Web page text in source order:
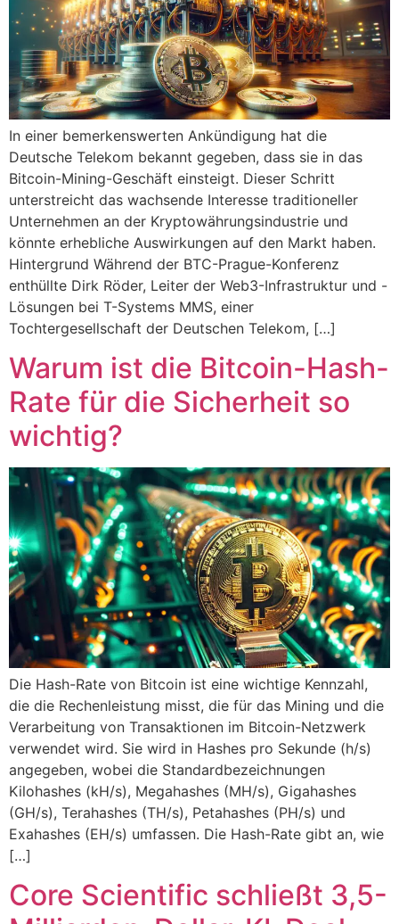
In einer bemerkenswerten Ankündigung hat die
Deutsche Telekom bekannt gegeben, dass sie in das
Bitcoin-Mining-Geschäft einsteigt. Dieser Schritt
unterstreicht das wachsende Interesse traditioneller
Unternehmen an der Kryptowährungsindustrie und
könnte erhebliche Auswirkungen auf den Markt haben.
Hintergrund Während der BTC-Prague-Konferenz
enthüllte Dirk Röder, Leiter der Web3-Infrastruktur und -
Lösungen bei T-Systems MMS, einer
Tochtergesellschaft der Deutschen Telekom, […]
Warum ist die Bitcoin-Hash-
Rate für die Sicherheit so
wichtig?
Die Hash-Rate von Bitcoin ist eine wichtige Kennzahl,
die die Rechenleistung misst, die für das Mining und die
Verarbeitung von Transaktionen im Bitcoin-Netzwerk
verwendet wird. Sie wird in Hashes pro Sekunde (h/s)
angegeben, wobei die Standardbezeichnungen
Kilohashes (kH/s), Megahashes (MH/s), Gigahashes
(GH/s), Terahashes (TH/s), Petahashes (PH/s) und
Exahashes (EH/s) umfassen. Die Hash-Rate gibt an, wie
[…]
Core Scientific schließt 3,5-